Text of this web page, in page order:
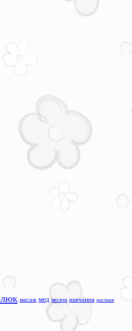
масаж мед мозок навчання насіння